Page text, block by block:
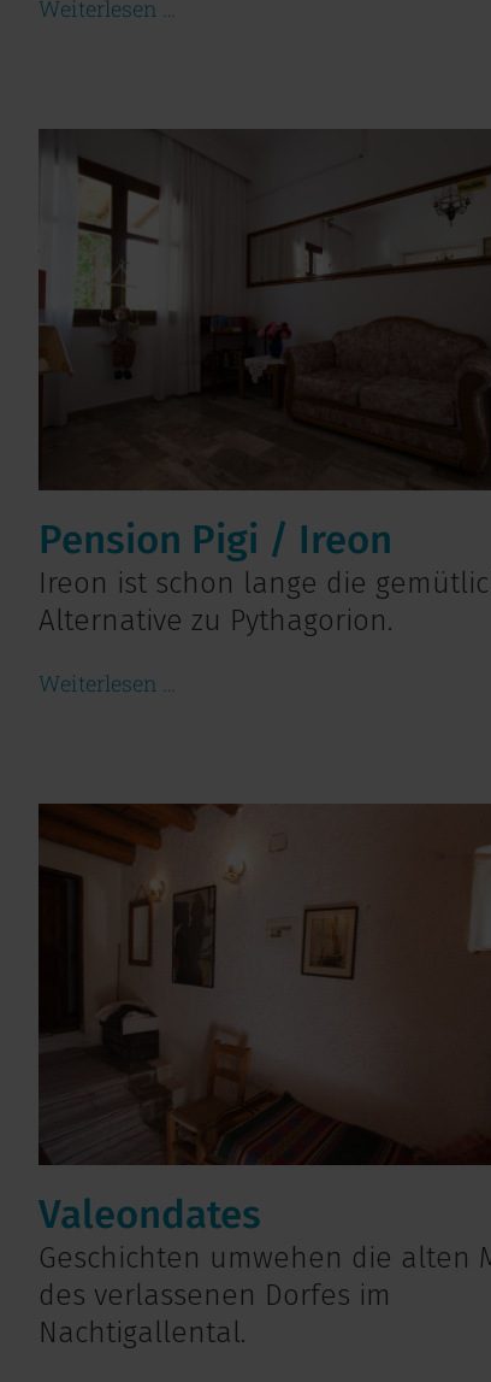
Weiterlesen …
Pension Pigi / Ireon
Ireon ist schon lange die
Alternative zu Pythagorion.
Weiterlesen …
Valeondates
Geschichten umwehen die alten
des verlassenen Dorfes im
Nachtigallental.